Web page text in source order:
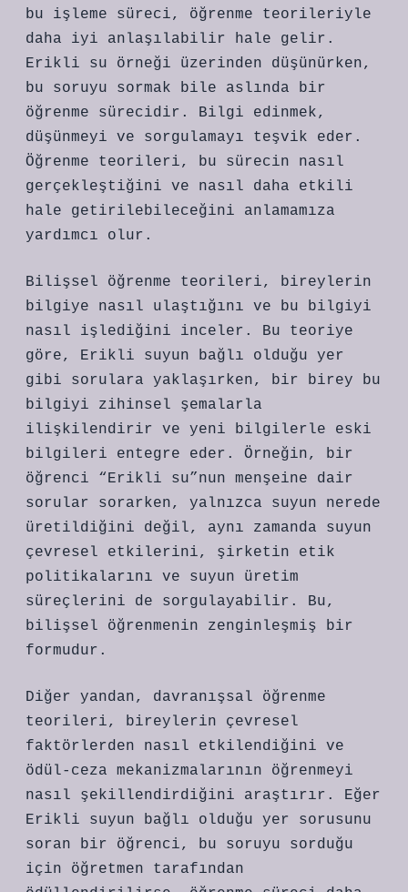
bu işleme süreci, öğrenme teorileriyle
daha iyi anlaşılabilir hale gelir.
Erikli su örneği üzerinden düşünürken,
bu soruyu sormak bile aslında bir
öğrenme sürecidir. Bilgi edinmek,
düşünmeyi ve sorgulamayı teşvik eder.
Öğrenme teorileri, bu sürecin nasıl
gerçekleştiğini ve nasıl daha etkili
hale getirilebileceğini anlamamıza
yardımcı olur.
Bilişsel öğrenme teorileri, bireylerin
bilgiye nasıl ulaştığını ve bu bilgiyi
nasıl işlediğini inceler. Bu teoriye
göre, Erikli suyun bağlı olduğu yer
gibi sorulara yaklaşırken, bir birey bu
bilgiyi zihinsel şemalarla
ilişkilendirir ve yeni bilgilerle eski
bilgileri entegre eder. Örneğin, bir
öğrenci “Erikli su”nun menşeine dair
sorular sorarken, yalnızca suyun nerede
üretildiğini değil, aynı zamanda suyun
çevresel etkilerini, şirketin etik
politikalarını ve suyun üretim
süreçlerini de sorgulayabilir. Bu,
bilişsel öğrenmenin zenginleşmiş bir
formudur.
Diğer yandan, davranışsal öğrenme
teorileri, bireylerin çevresel
faktörlerden nasıl etkilendiğini ve
ödül-ceza mekanizmalarının öğrenmeyi
nasıl şekillendirdiğini araştırır. Eğer
Erikli suyun bağlı olduğu yer sorusunu
soran bir öğrenci, bu soruyu sorduğu
için öğretmen tarafından